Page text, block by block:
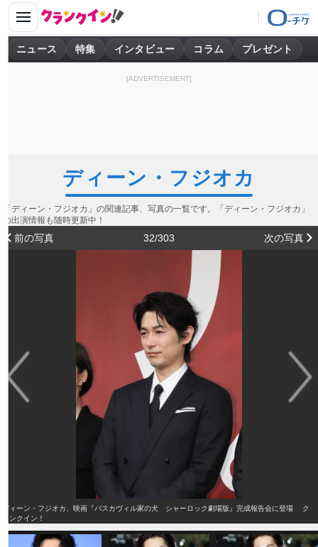
ニュース 特集 インタビュー コラム プレゼント
[ADVERTISEMENT]
ディーン・フジオカ
「ディーン・フジオカ」の関連記事、写真の一覧です。「ディーン・フジオカ」
の出演情報も随時更新中！
前の写真 32/303 次の写真
ディーン・フジオカ、映画『バスカヴィル家の犬 シャーロック劇場版』完成報告会に登場 ク
ランクイン！